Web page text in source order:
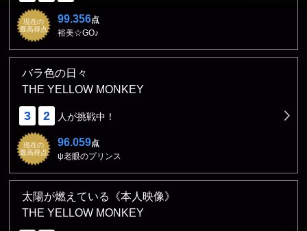
現在の
最高得点
99.356点
裕美☆GO♪
バラ色の日々
THE YELLOW MONKEY
3 2 人が挑戦中！
現在の
最高得点
96.059点
ψ老眼のプリンス
太陽が燃えている《本人映像》
THE YELLOW MONKEY